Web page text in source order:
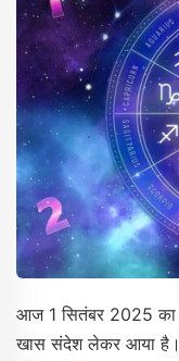
आज 1 सितंबर 2025 का
खास संदेश लेकर आया है।